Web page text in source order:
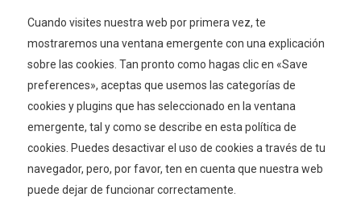
Cuando visites nuestra web por primera vez, te
mostraremos una ventana emergente con una explicación
sobre las cookies. Tan pronto como hagas clic en «Save
preferences», aceptas que usemos las categorías de
cookies y plugins que has seleccionado en la ventana
emergente, tal y como se describe en esta política de
cookies. Puedes desactivar el uso de cookies a través de tu
navegador, pero, por favor, ten en cuenta que nuestra web
puede dejar de funcionar correctamente.